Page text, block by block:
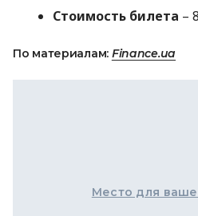
Стоимость билета –
По материалам: Finance.ua
Место для